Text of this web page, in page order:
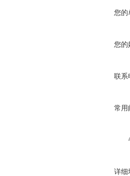
您的
您的
联系
常用
详细